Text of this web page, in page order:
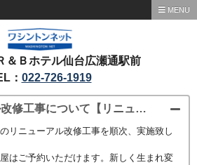
MENU
＆Ｂホテル仙台広瀬通駅前
： 022-726-1919
ホテルリニューアル改修工事について【リニューアル部屋予約受付中！】
リニューアル改修工事を順次、実施致し
はご予約いただけます。新しく生まれ変